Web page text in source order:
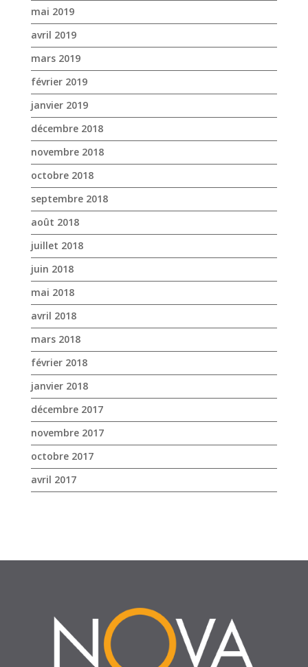
décembre 2018
novembre 2018
octobre 2018
septembre 2018
août 2018
juillet 2018
juin 2018
mai 2018
avril 2018
mars 2018
février 2018
janvier 2018
décembre 2017
novembre 2017
octobre 2017
avril 2017